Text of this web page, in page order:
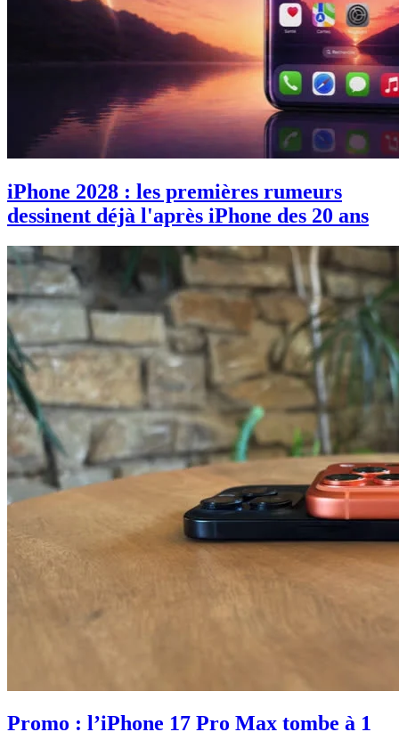
iPhone 2028 : les premières rumeurs
dessinent déjà l'après iPhone des 20 ans
Promo : l’iPhone 17 Pro Max tombe à 1